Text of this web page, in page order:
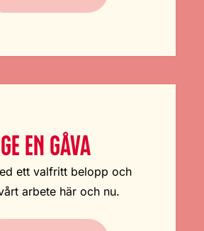
GE EN GÅVA
ett valfritt belopp och
arbete här och nu.